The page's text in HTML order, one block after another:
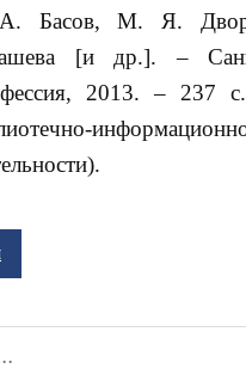
Басов, М. Я.
[и др.]. –
2013. – 237